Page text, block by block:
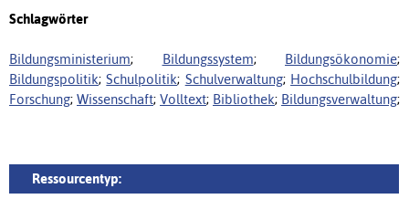
Schlagwörter
Bildungsministerium; Bildungssystem; Bildungsökonomie;
Bildungspolitik;Schulpolitik; Schulverwaltung; Hochschulbildung;
Forschung; Wissenschaft; Volltext; Bibliothek; Bildungsverwaltung;
Ressourcentyp: